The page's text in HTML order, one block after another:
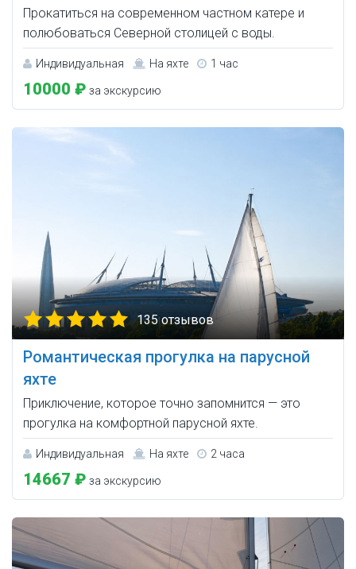
Прокатиться на современном частном катере и
полюбоваться Северной столицей с воды.
Индивидуальная На яхте 1 час
10000 ₽ за экскурсию
135 отзывов
Романтическая прогулка на парусной
яхте
Приключение, которое точно запомнится — это
прогулка на комфортной парусной яхте.
Индивидуальная На яхте 2 часа
14667 ₽ за экскурсию